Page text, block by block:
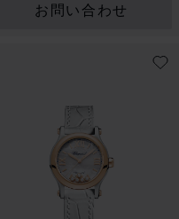
お問い合わせ